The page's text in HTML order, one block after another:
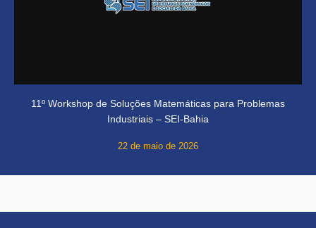
11º Workshop de Soluções Matemáticas para Problemas
Industriais – SEI-Bahia
22 de maio de 2026